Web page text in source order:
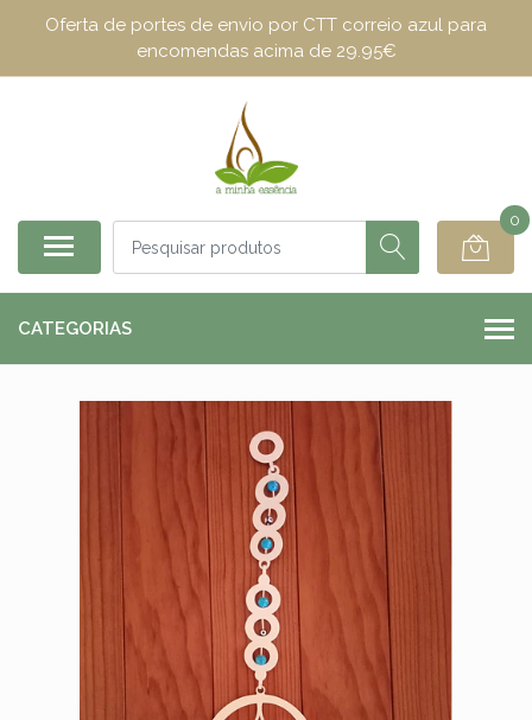
Oferta de portes de envio por CTT correio azul para
encomendas acima de 29.95€
0
CATEGORIAS